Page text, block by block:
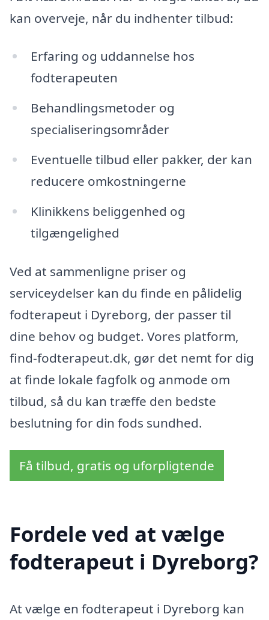
kan overveje, når du indhenter tilbud:
Erfaring og uddannelse hos
fodterapeuten
Behandlingsmetoder og
specialiseringsområder
Eventuelle tilbud eller pakker, der kan
reducere omkostningerne
Klinikkens beliggenhed og
tilgængelighed
Ved at sammenligne priser og
serviceydelser kan du finde en pålidelig
fodterapeut i Dyreborg, der passer til
dine behov og budget. Vores platform,
find-fodterapeut.dk, gør det nemt for dig
at finde lokale fagfolk og anmode om
tilbud, så du kan træffe den bedste
beslutning for din fods sundhed.
Få tilbud, gratis og uforpligtende
Fordele ved at vælge
fodterapeut i Dyreborg?
At vælge en fodterapeut i Dyreborg kan